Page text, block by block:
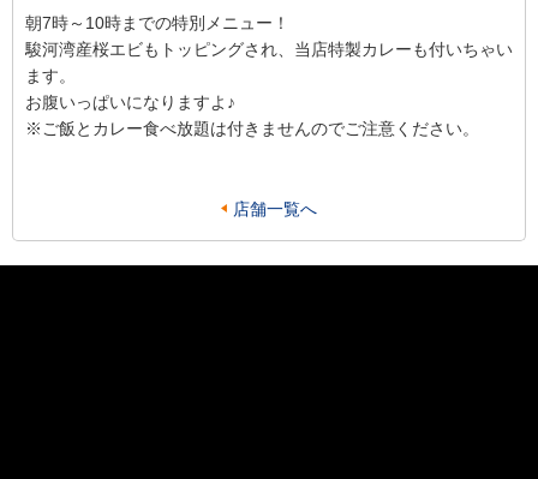
朝7時～10時までの特別メニュー！
駿河湾産桜エビもトッピングされ、当店特製カレーも付いちゃい
ます。
お腹いっぱいになりますよ♪
※ご飯とカレー食べ放題は付きませんのでご注意ください。
店舗一覧へ